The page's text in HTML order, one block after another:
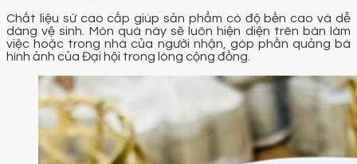
Chất liệu sứ cao cấp giúp sản phẩm có độ bền cao và dễ
dàng vệ sinh. Món quà này sẽ luôn hiện diện trên bàn làm
việc hoặc trong nhà của người nhận, góp phần quảng bá
hình ảnh của Đại hội trong lòng cộng đồng.